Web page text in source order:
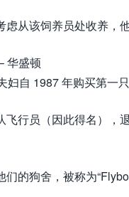
从该饲养员处收养，
华盛顿
妇自 1987 年购买第一
飞行员（因此得名），
的狗舍，被称为